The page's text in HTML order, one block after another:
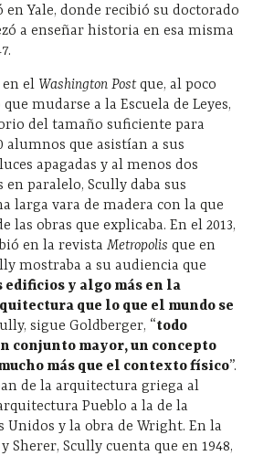
Yale, donde recibió su doctorado
a enseñar historia en esa misma
el Washington Postque, al poco
mudarse a la Escuela de Leyes,
del tamaño suficiente para
alumnos que asistían a sus
apagadas y al menos dos
en paralelo, Scully daba sus
larga vara de madera con la que
las obras que explicaba. En el 2013,
en la revista Metropolis que en
mostraba a su audiencia que
edificios y algo más en la
que lo que el mundo se
sigue Goldberger, “todo
conjunto mayor, un concepto
más que el contexto físico”.
de la arquitectura griega al
Pueblo a la de la
Unidos y la obra de Wright. En la
Sherer, Scully cuenta que en 1948,